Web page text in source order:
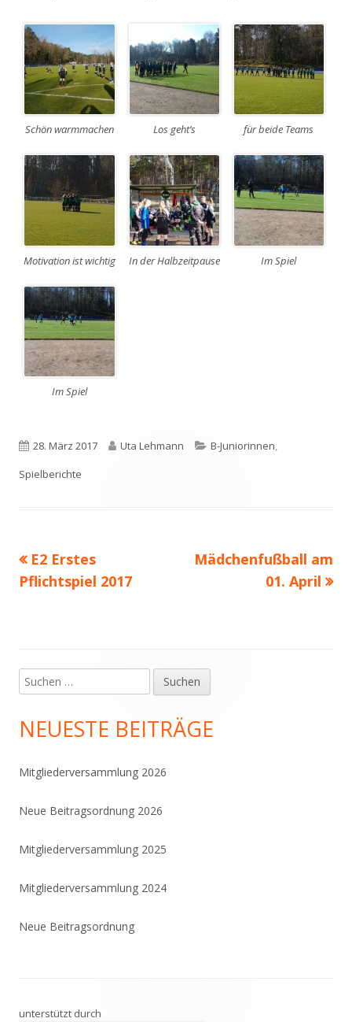
Schön warmmachen Los geht’s für beide Teams
Motivation ist wichtig In der Halbzeitpause Im Spiel
Im Spiel
Veröffentlicht
am
28. März 2017 Autor
Uta Lehmann Kategorien
B-Juniorinnen,
Spielberichte
Beitragsnavigation
Vorheriger
Beitrag:
E2 Erstes
Pflichtspiel 2017
Nächster
Mädchenfußball am
01. April
Haupt-
Seitenleiste
Suchen
nach:
NEUESTE BEITRÄGE
Mitgliederversammlung 2026
Neue Beitragsordnung 2026
Mitgliederversammlung 2025
Mitgliederversammlung 2024
Neue Beitragsordnung
unterstützt durch